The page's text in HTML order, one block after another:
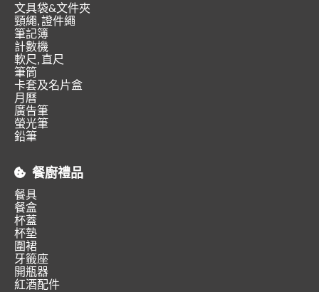
文具袋&文件夾
頸繩, 證件繩
筆記簿
計數機
軟尺, 直尺
筆筒
卡套及名片盒
月曆
廣告筆
螢光筆
鉛筆
餐廚禮品
餐具
餐盒
杯蓋
杯墊
圍裙
牙籤座
開瓶器
紅酒配件